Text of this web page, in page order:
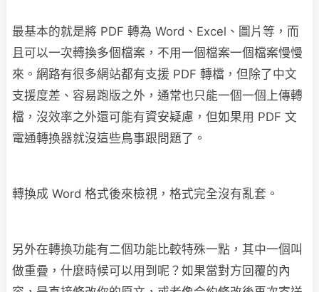
最基本的就是將 PDF 轉為 Word、Excel、圖片等，而
且可以一次轉換多個檔案，不用一個檔案一個檔案慢慢
來。網路有很多網站都有支援 PDF 轉檔，但除了中文
支援度差、容易跑版之外，通常也只能一個一個上傳轉
檔，沒效率之外還可能有資安疑慮，但如果用 PDF 文
電通轉換器就沒這些鳥事跟問題了。
轉換成 Word 格式後來檢視，格式完全沒有亂套。
另外在轉換功能有二個功能比較特殊一點，其中一個叫
做重疊，什麼時候可以用到呢？如果當對方回覆的內